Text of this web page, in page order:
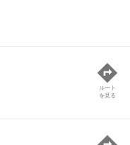
ルート
を見る